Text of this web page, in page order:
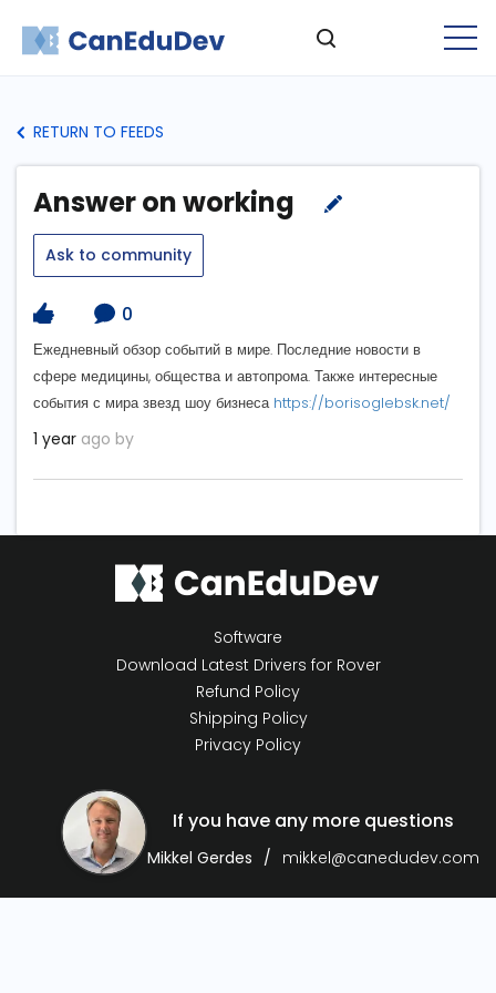
RETURN TO FEEDS
Answer on working
Ask to community
0
Ежедневный обзор событий в мире. Последние новости в
сфере медицины, общества и автопрома. Также интересные
события с мира звезд шоу бизнеса https://borisoglebsk.net/
1 year ago by
Software
Download Latest Drivers for Rover
Refund Policy
Shipping Policy
Privacy Policy
If you have any more questions
Mikkel Gerdes mikkel@canedudev.com